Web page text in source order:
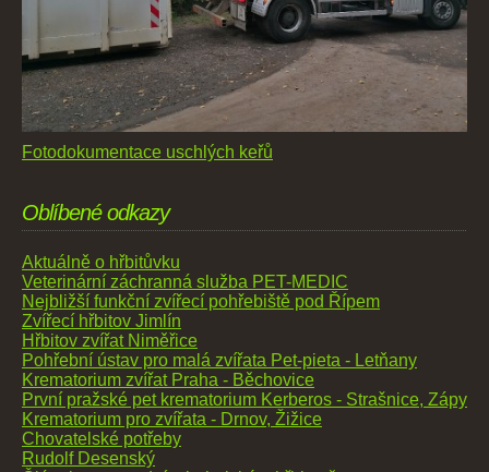
Fotodokumentace uschlých keřů
Oblíbené odkazy
Aktuálně o hřbitůvku
Veterinární záchranná služba PET-MEDIC
Nejbližší funkční zvířecí pohřebiště pod Řípem
Zvířecí hřbitov Jimlín
Hřbitov zvířat Niměřice
Pohřební ústav pro malá zvířata Pet-pieta - Letňany
Krematorium zvířat Praha - Běchovice
První pražské pet krematorium Kerberos - Strašnice, Zápy
Krematorium pro zvířata - Drnov, Žižice
Chovatelské potřeby
Rudolf Desenský